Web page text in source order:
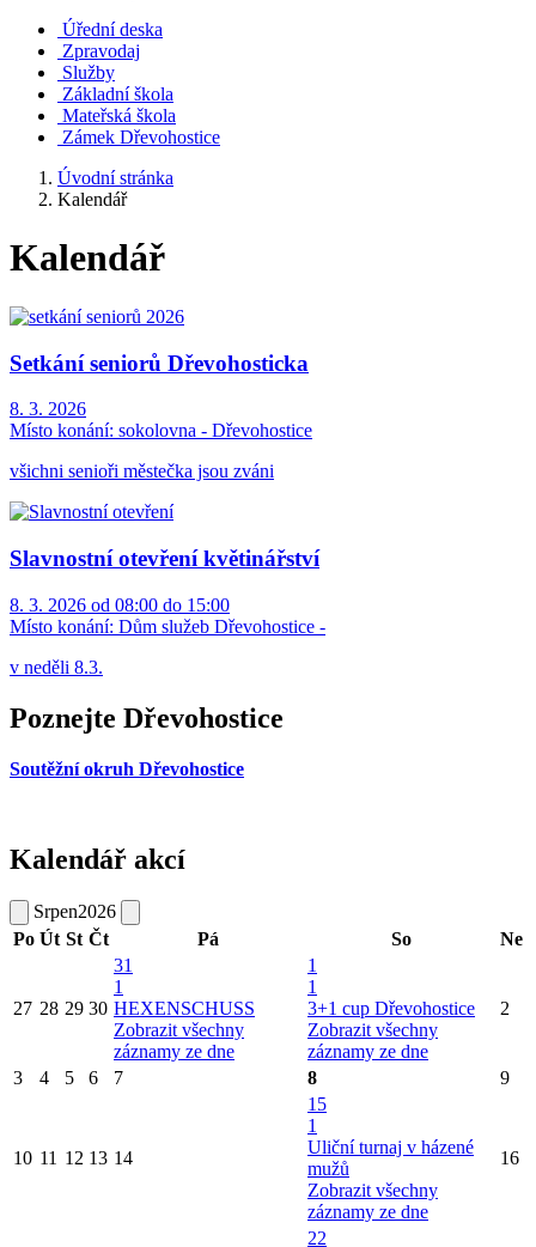
Úřední deska
Zpravodaj
Služby
Základní škola
Mateřská škola
Zámek Dřevohostice
Úvodní stránka
Kalendář
Kalendář
Setkání seniorů Dřevohosticka
8. 3. 2026
Místo konání: sokolovna - Dřevohostice
všichni senioři městečka jsou zváni
Slavnostní otevření květinářství
8. 3. 2026 od 08:00 do 15:00
Místo konání: Dům služeb Dřevohostice -
v neděli 8.3.
Poznejte Dřevohostice
Soutěžní okruh Dřevohostice
Kalendář akcí
Srpen2026
Po Út St Čt Pá So Ne
27 28 29 30
31
1
HEXENSCHUSS
Zobrazit všechny
záznamy ze dne
1
1
3+1 cup Dřevohostice
Zobrazit všechny
záznamy ze dne
2
3 4 5 6 7 8 9
10 11 12 13 14
15
1
Uliční turnaj v házené
mužů
Zobrazit všechny
záznamy ze dne
16
22